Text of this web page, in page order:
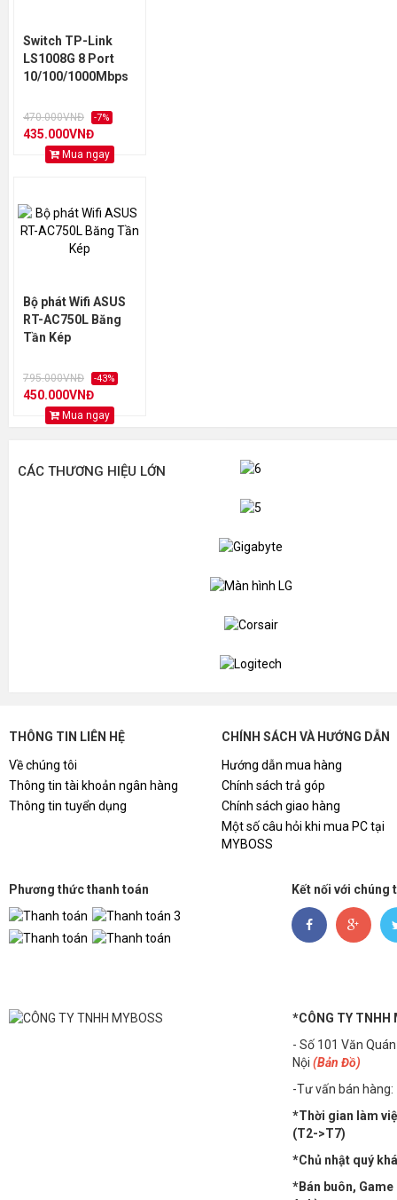
Switch TP-Link
LS1008G 8 Port
10/100/1000Mbps
470.000VNĐ -7%
435.000VNĐ
Mua ngay
Bộ phát Wifi ASUS
RT-AC750L Băng
Tần Kép
795.000VNĐ -43%
450.000VNĐ
Mua ngay
CÁC THƯƠNG HIỆU LỚN
THÔNG TIN LIÊN HỆ
Về chúng tôi
Thông tin tài khoản ngân hàng
Thông tin tuyển dụng
CHÍNH SÁCH VÀ HƯỚNG DẪN
Hướng dẫn mua hàng
Chính sách trả góp
Chính sách giao hàng
Một số câu hỏi khi mua PC tại
MYBOSS
Phương thức thanh toán Kết nối với chúng
*CÔNG TY TNHH
- Số 101 Văn
Nội (Bản Đồ)
-Tư vấn bán hàng:
*Thời gian làm
(T2->T7)
*Chủ nhật quý
*Bán buôn, Game